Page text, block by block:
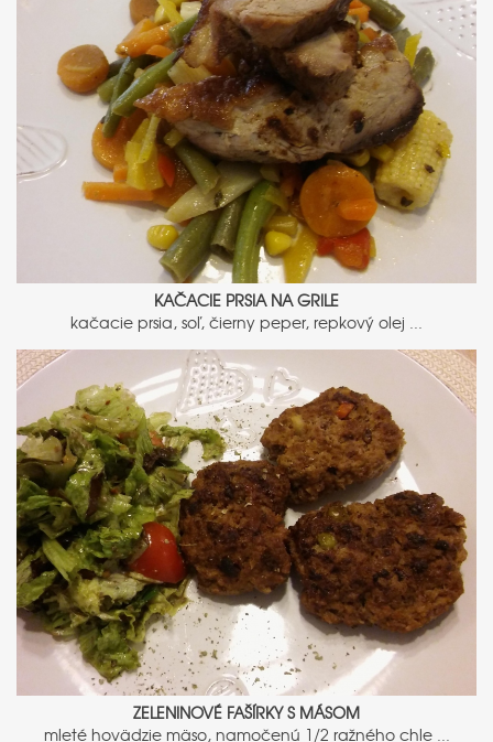
KAČACIE PRSIA NA GRILE
kačacie prsia, soľ, čierny peper, repkový olej ...
ZELENINOVÉ FAŠÍRKY S MÁSOM
mleté hovädzie mäso, namočenú 1/2 ražného chle ...